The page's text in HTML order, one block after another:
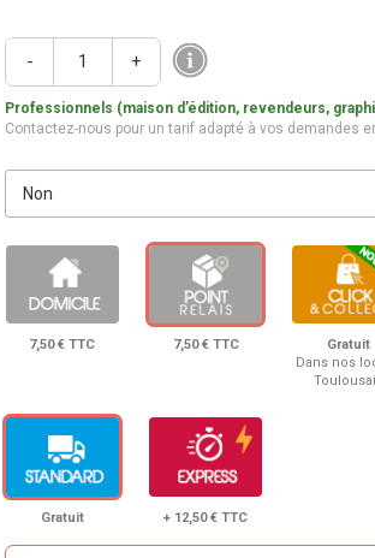
- +
Professionnels (maison d’édition, revendeurs,
Contactez-nous pour un tarif adapté à vos demandes
7,50 € TTC 7,50 € TTC
Gratuit
Dans nos
Gratuit + 12,50 € TTC